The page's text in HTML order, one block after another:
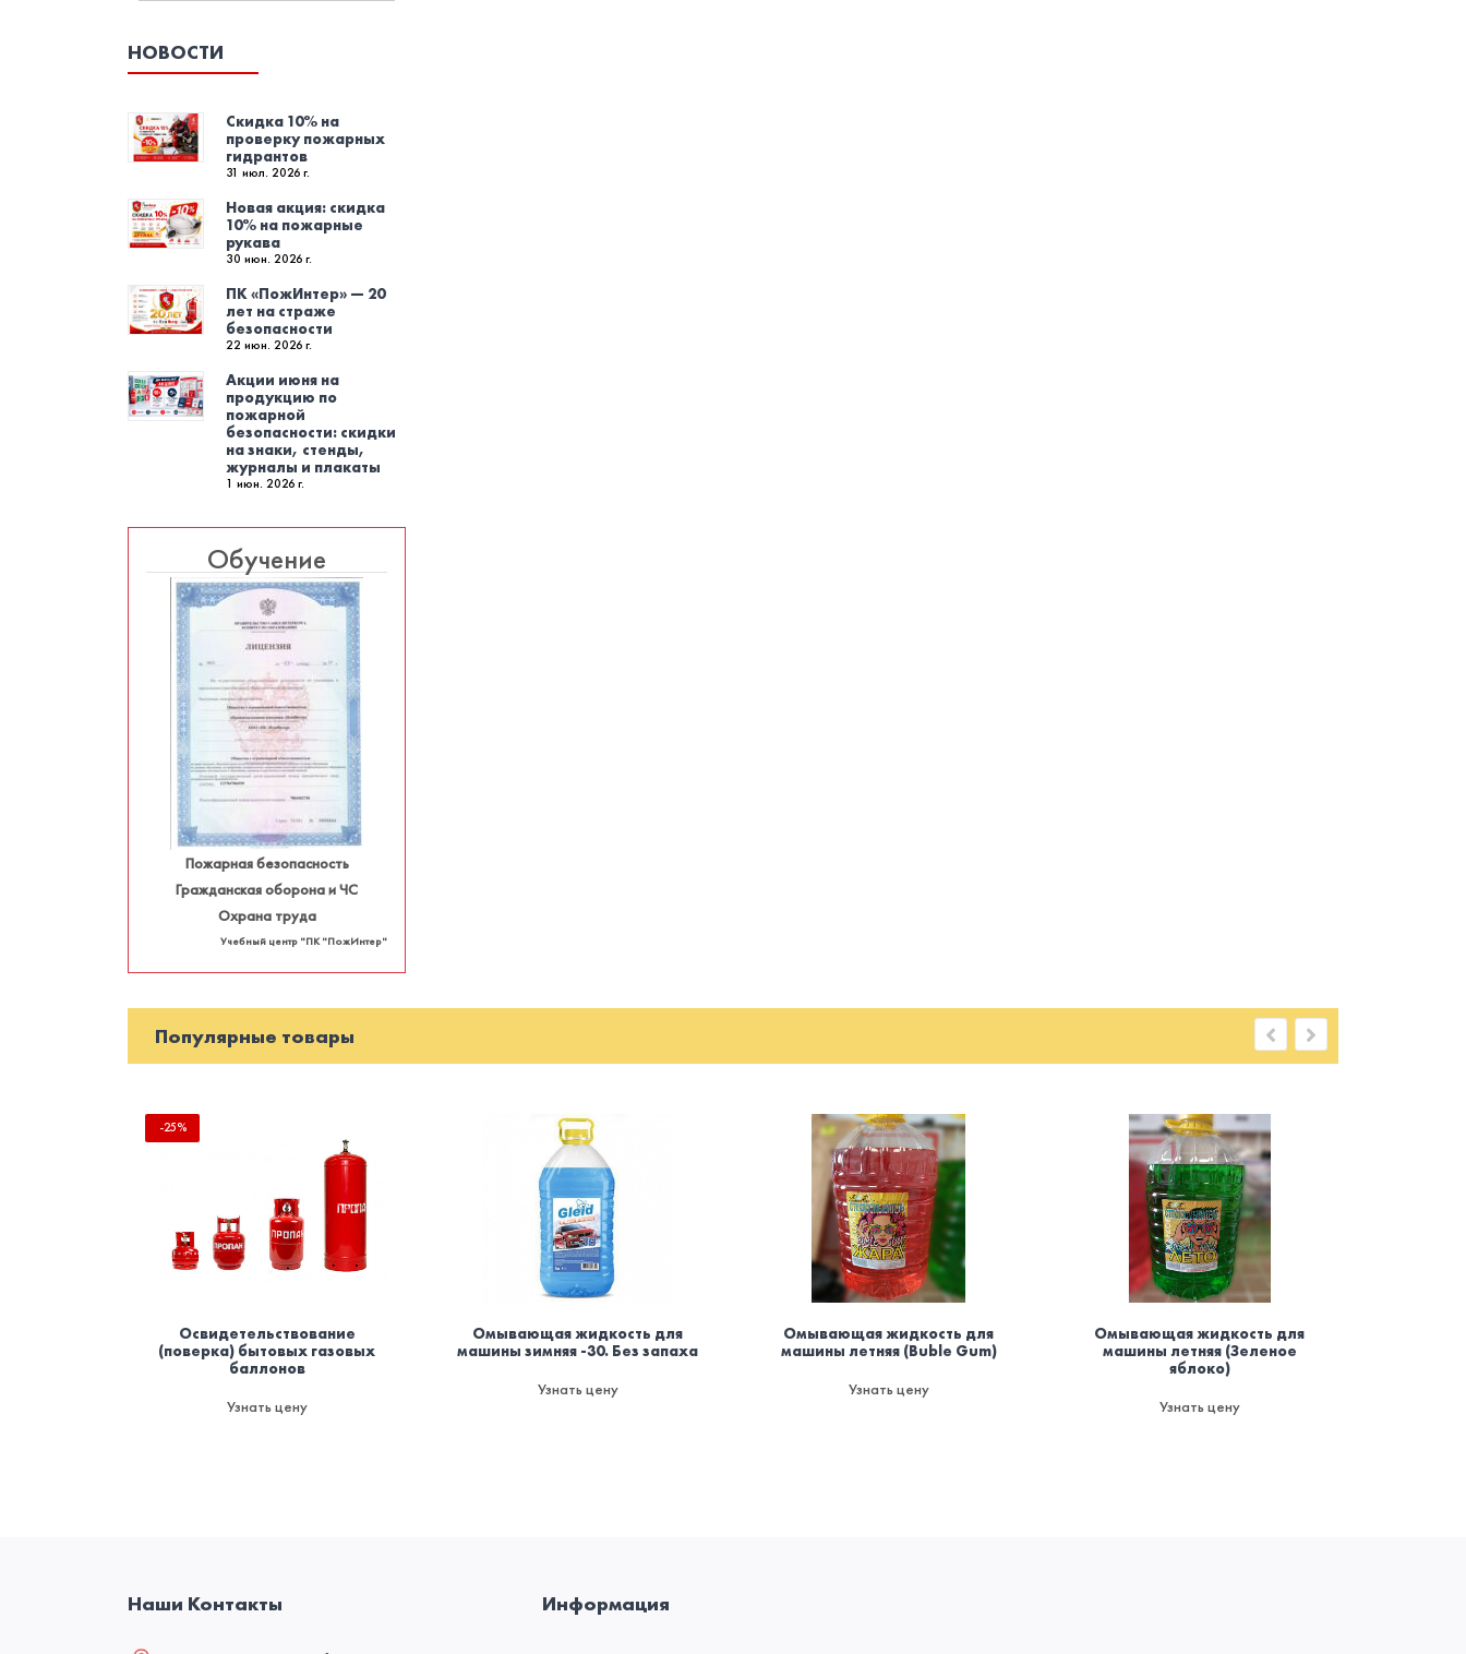
НОВОСТИ
Скидка 10% на
проверку пожарных
гидрантов
31 июл. 2026 г.
Новая акция: скидка
10% на пожарные
рукава
30 июн. 2026 г.
ПК «ПожИнтер» — 20
лет на страже
безопасности
22 июн. 2026 г.
Акции июня на
продукцию по
пожарной
безопасности: скидки
на знаки, стенды,
журналы и плакаты
1 июн. 2026 г.
Обучение
Пожарная безопасность
Гражданская оборона и ЧС
Охрана труда
Учебный центр "ПК "ПожИнтер"
Популярные товары
Освидетельствование
(поверка) бытовых газовых
баллонов
Узнать цену
-25%
Омывающая жидкость для
машины зимняя -30. Без запаха
Узнать цену
Омывающая жидкость для
машины летняя (Buble Gum)
Узнать цену
Омывающая жидкость для
машины летняя (Зеленое
яблоко)
Узнать цену
Наши Контакты Информация